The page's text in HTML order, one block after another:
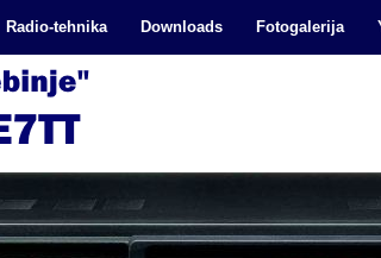
Radio-tehnika Downloads Fotogalerija